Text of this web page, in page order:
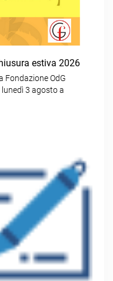
estiva 2026
Fondazione OdG
3 agosto a